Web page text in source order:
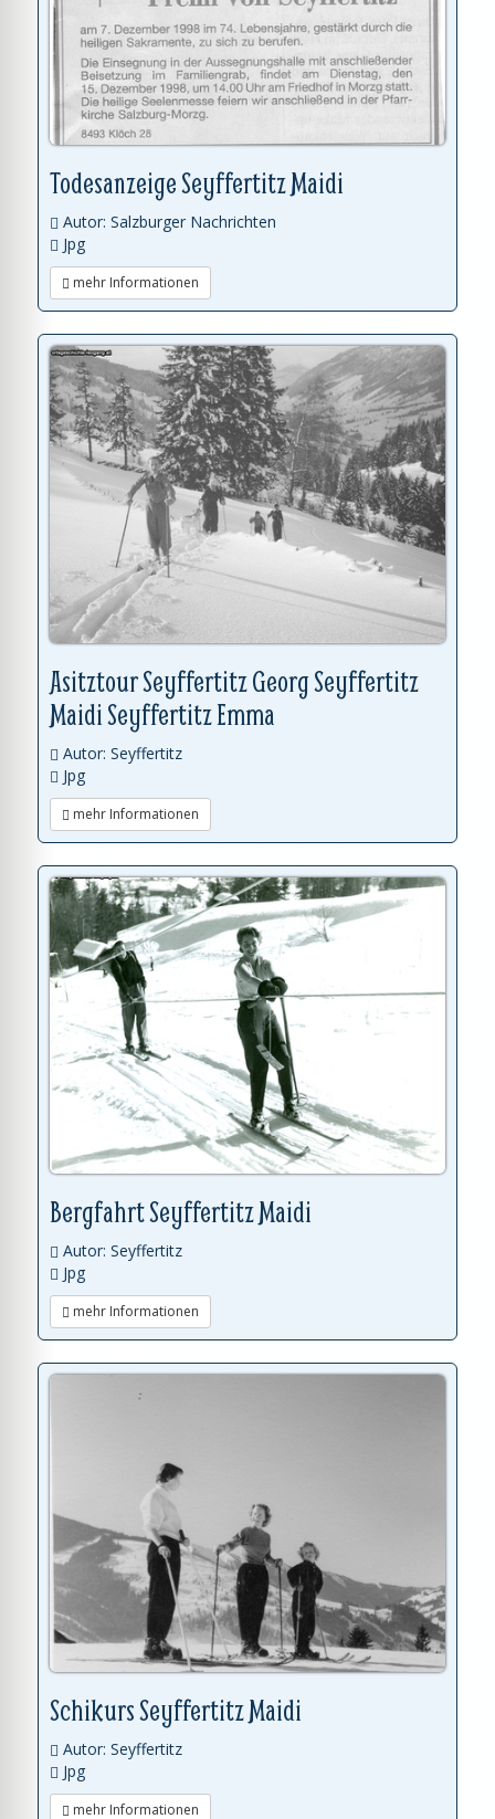
Todesanzeige Seyffertitz Maidi
Autor: Salzburger Nachrichten
Jpg
mehr Informationen
Asitztour Seyffertitz Georg Seyffertitz
Maidi Seyffertitz Emma
Autor: Seyffertitz
Jpg
mehr Informationen
Bergfahrt Seyffertitz Maidi
Autor: Seyffertitz
Jpg
mehr Informationen
Schikurs Seyffertitz Maidi
Autor: Seyffertitz
Jpg
mehr Informationen